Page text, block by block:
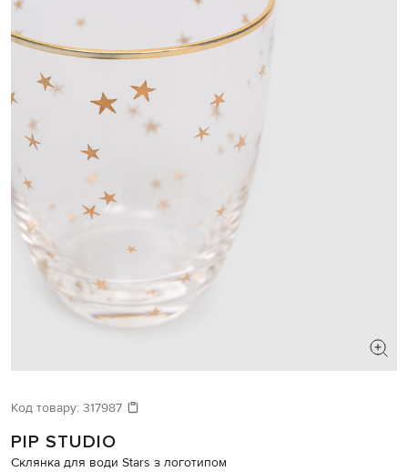
Код товару: 317987
PIP STUDIO
Склянка для води Stars з логотипом